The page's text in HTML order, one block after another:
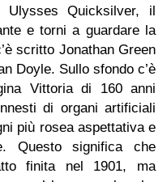
Ulysses Quicksilver, il
e torni a guardare la
scritto Jonathan Green
Doyle. Sullo sfondo c’è
Vittoria di 160 anni
di organi artificiali
più rosea aspettativa e
Questo significa che
finita nel 1901, ma